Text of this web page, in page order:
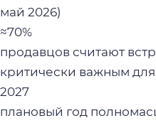
май 2026)
≈70%
продавцов считают
критически важным
2027
плановый год